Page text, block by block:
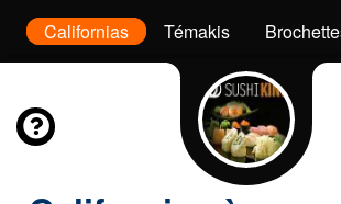
Californias Témakis